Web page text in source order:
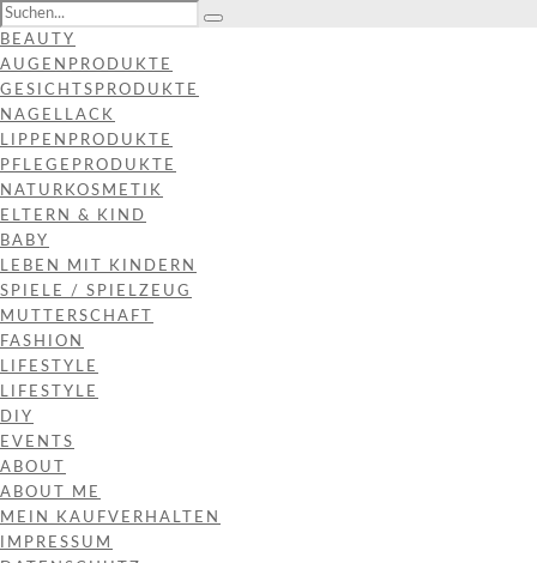
BEAUTY
AUGENPRODUKTE
GESICHTSPRODUKTE
NAGELLACK
LIPPENPRODUKTE
PFLEGEPRODUKTE
NATURKOSMETIK
ELTERN & KIND
BABY
LEBEN MIT KINDERN
SPIELE / SPIELZEUG
MUTTERSCHAFT
FASHION
LIFESTYLE
LIFESTYLE
DIY
EVENTS
ABOUT
ABOUT ME
MEIN KAUFVERHALTEN
IMPRESSUM